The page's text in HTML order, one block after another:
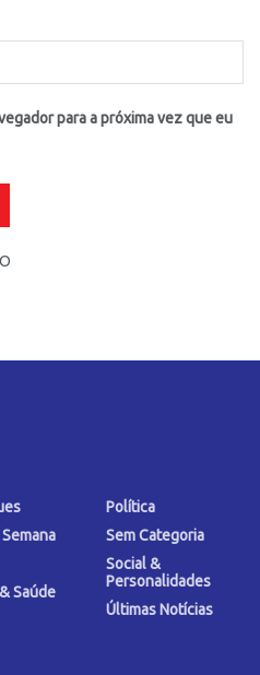
para a próxima vez que eu
Saúde
Política
Sem Categoria
Social &
Personalidades
Últimas Notícias